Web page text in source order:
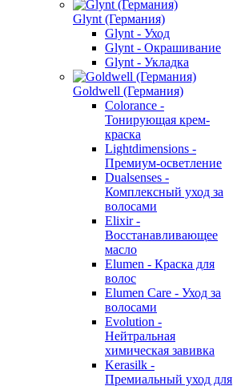
Glynt (Германия)
Glynt - Уход
Glynt - Окрашивание
Glynt - Укладка
Goldwell (Германия)
Colorance -
Тонирующая крем-
краска
Lightdimensions -
Премиум-осветление
Dualsenses -
Комплексный уход за
волосами
Elixir -
Восстанавливающее
масло
Elumen - Краска для
волос
Elumen Care - Уход за
волосами
Evolution -
Нейтральная
химическая завивка
Kerasilk -
Премиальный уход для